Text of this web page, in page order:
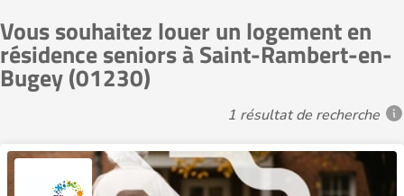
Vous souhaitez louer un logement en
résidence seniors à Saint-Rambert-en-
Bugey (01230)
1 résultat de recherche